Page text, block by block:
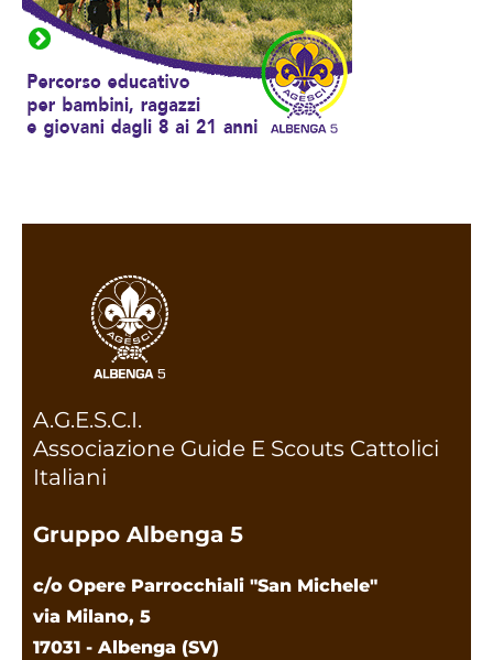
A.G.E.S.C.I.
Associazione Guide E Scouts Cattolici
Italiani
Gruppo Albenga 5
c/o Opere Parrocchiali "San Michele"
via Milano, 5
17031 - Albenga (SV)